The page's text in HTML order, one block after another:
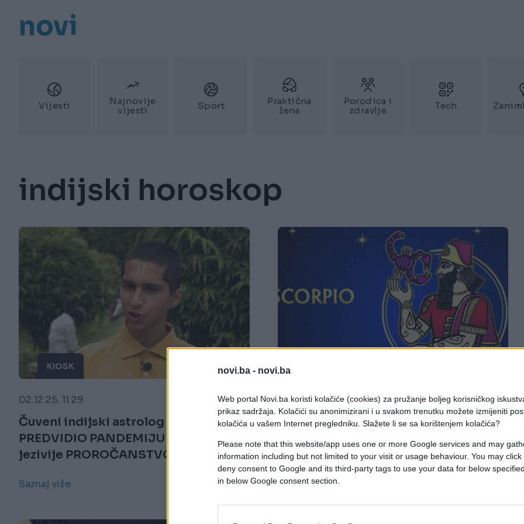
novi.ba - novi.ba
Web portal Novi.ba koristi kolačiće (cookies) za pružanje boljeg korisničkog
prikaz sadržaja. Kolačići su anonimizirani i u svakom trenutku možete izmijeniti
kolačića u vašem Internet pregledniku. Slažete li se sa korištenjem kolačića?
Please note that this website/app uses one or more Google services and may
information including but not limited to your visit or usage behaviour. You may
deny consent to Google and its third-party tags to use your data for below
in below Google consent section.
novi
Vijesti
Najnovije
vijesti
Sport
Praktična
žena
Porodica i
zdravlje
Tech
indijski horoskop
KIOSK
02.12.25. 11:29
Čuveni indijski astrolog koji je
PREDVIDIO PANDEMIJU sada ima još
jezivije PROROČANSTVO
Saznaj više
05.08.25. 10:53
Velike promjene stižu ovog mjeseca:
Indijski horoskop otkriva - evo kome
avgust donosi haos, a...
Saznaj više